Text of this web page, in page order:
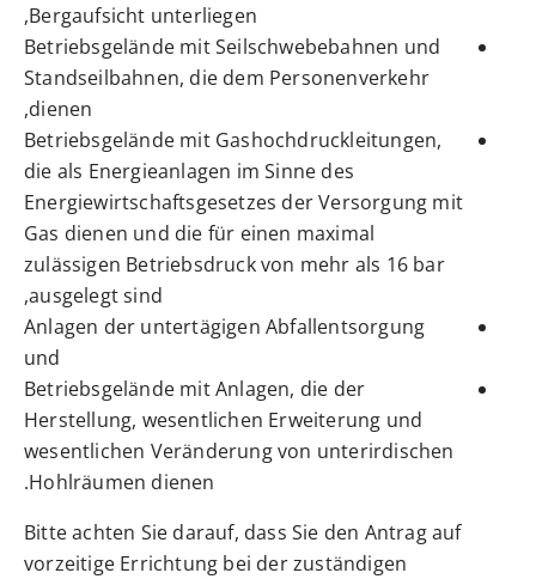
Bergaufsicht unterliegen,
Betriebsgelände mit Seilschwebebahnen und
Standseilbahnen, die dem Personenverkehr
dienen,
Betriebsgelände mit Gashochdruckleitungen,
die als Energieanlagen im Sinne des
Energiewirtschaftsgesetzes der Versorgung mit
Gas dienen und die für einen maximal
zulässigen Betriebsdruck von mehr als 16 bar
ausgelegt sind,
Anlagen der untertägigen Abfallentsorgung
und
Betriebsgelände mit Anlagen, die der
Herstellung, wesentlichen Erweiterung und
wesentlichen Veränderung von unterirdischen
Hohlräumen dienen.
Bitte achten Sie darauf, dass Sie den Antrag auf
vorzeitige Errichtung bei der zuständigen